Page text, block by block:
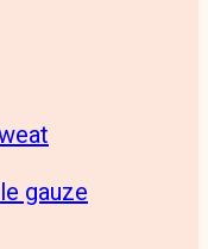
gauze